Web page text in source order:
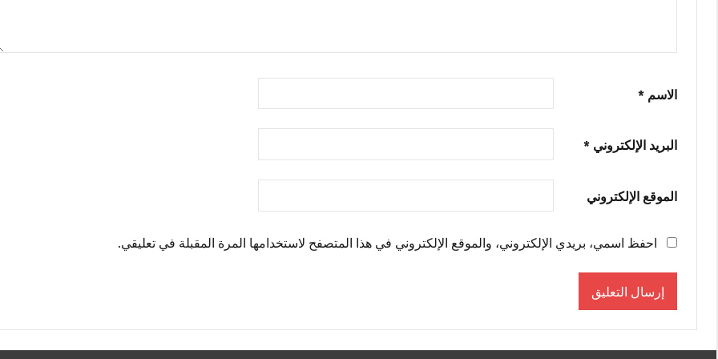
الاسم *
البريد الإلكتروني *
الموقع الإلكتروني
احفظ اسمي، بريدي الإلكتروني، والموقع الإلكتروني في هذا المتصفح لاستخدامها المرة المقبلة في تعليقي.